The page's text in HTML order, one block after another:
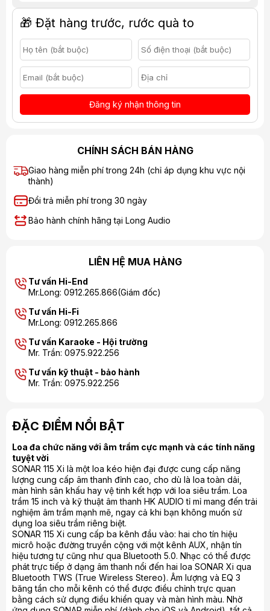
🎁 Đặt hàng trước, rước quà to
Đăng ký nhận thông tin
CHÍNH SÁCH BÁN HÀNG
Giao hàng miễn phí trong 24h (chỉ áp dụng khu vực nội
thành)
Đổi trả miễn phí trong 30 ngày
Bảo hành chính hãng tại Long Audio
LIÊN HỆ MUA HÀNG
Tư vấn Hi-End
Mr.Long: 0912.265.866(Giám đốc)
Tư vấn Hi-Fi
Mr.Long: 0912.265.866
Tư vấn Karaoke - Hội trường
Mr. Trần: 0975.922.256
Tư vấn kỹ thuật - bảo hành
Mr. Trần: 0975.922.256
ĐẶC ĐIỂM NỔI BẬT
Loa đa chức năng với âm trầm cực mạnh và các tính năng
tuyệt vời
SONAR 115 Xi là một loa kéo hiện đại được cung cấp năng
lượng cung cấp âm thanh đỉnh cao, cho dù là loa toàn dải,
màn hình sân khấu hay vệ tinh kết hợp với loa siêu trầm. Loa
trầm 15 inch và kỹ thuật âm thanh HK AUDIO tỉ mỉ mang đến trải
nghiệm âm trầm mạnh mẽ, ngay cả khi bạn không muốn sử
dụng loa siêu trầm riêng biệt.
SONAR 115 Xi cung cấp ba kênh đầu vào: hai cho tín hiệu
micrô hoặc đường truyền cộng với một kênh AUX, nhận tín
hiệu tương tự cũng như qua Bluetooth 5.0. Nhạc có thể được
phát trực tiếp ở dạng âm thanh nổi đến hai loa SONAR Xi qua
Bluetooth TWS (True Wireless Stereo). Âm lượng và EQ 3
băng tần cho mỗi kênh có thể được điều chỉnh trực quan
bằng cách sử dụng điều khiển quay và màn hình màu. Nhờ